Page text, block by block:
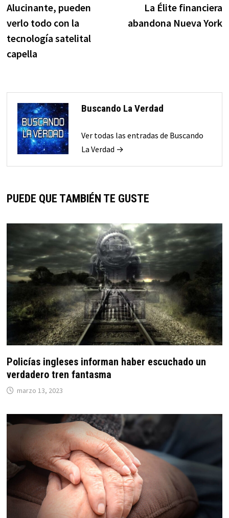
de
entradas
anterior:
Alucinante, pueden
verlo todo con la
tecnología satelital
capella
La Élite financiera
abandona Nueva York
Buscando La Verdad
Ver todas las entradas de Buscando
La Verdad →
PUEDE QUE TAMBIÉN TE GUSTE
Policías ingleses informan haber escuchado un
verdadero tren fantasma
marzo 13, 2023